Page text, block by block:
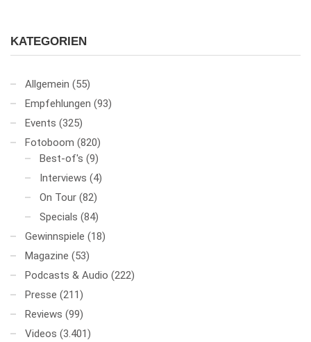
KATEGORIEN
Allgemein (55)
Empfehlungen (93)
Events (325)
Fotoboom (820)
Best-of's (9)
Interviews (4)
On Tour (82)
Specials (84)
Gewinnspiele (18)
Magazine (53)
Podcasts & Audio (222)
Presse (211)
Reviews (99)
Videos (3.401)